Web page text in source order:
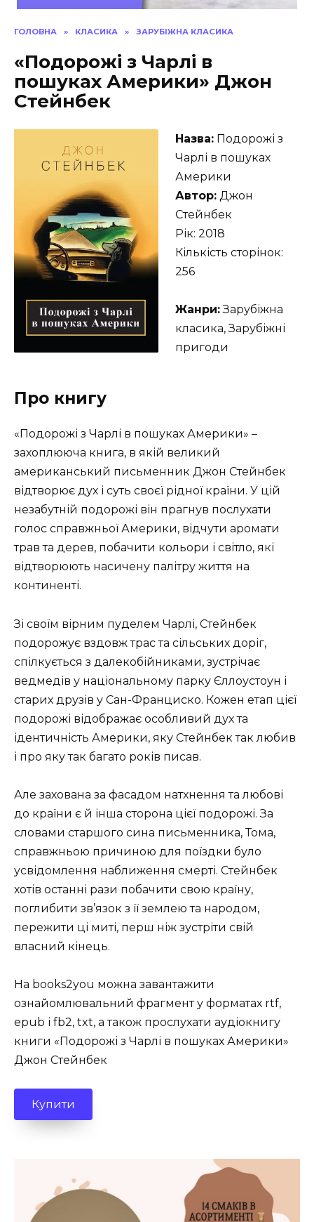
ГОЛОВНА » КЛАСИКА » ЗАРУБІЖНА КЛАСИКА
«Подорожі з Чарлі в
пошуках Америки» Джон
Стейнбек
Назва: Подорожі з
Чарлі в пошуках
Америки
Автор: Джон
Стейнбек
Рік: 2018
Кількість сторінок:
256
Жанри:Зарубіжна
класика, Зарубіжні
пригоди
Про книгу
«Подорожі з Чарлі в пошуках Америки» –
захоплююча книга, в якій великий
американський письменник Джон Стейнбек
відтворює дух і суть своєї рідної країни. У цій
незабутній подорожі він прагнув послухати
голос справжньої Америки, відчути аромати
трав та дерев, побачити кольори і світло, які
відтворюють насичену палітру життя на
континенті.
Зі своїм вірним пуделем Чарлі, Стейнбек
подорожує вздовж трас та сільських доріг,
спілкується з далекобійниками, зустрічає
ведмедів у національному парку Єллоустоун і
старих друзів у Сан-Франциско. Кожен етап цієї
подорожі відображає особливий дух та
ідентичність Америки, яку Стейнбек так любив
і про яку так багато років писав.
Але захована за фасадом натхнення та любові
до країни є й інша сторона цієї подорожі. За
словами старшого сина письменника, Тома,
справжньою причиною для поїздки було
усвідомлення наближення смерті. Стейнбек
хотів останні рази побачити свою країну,
поглибити зв’язок з її землею та народом,
пережити ці миті, перш ніж зустріти свій
власний кінець.
На books2you можна завантажити
ознайомлювальний фрагмент у форматах rtf,
epub і fb2, txt, а також прослухати аудіокнигу
книги «Подорожі з Чарлі в пошуках Америки»
Джон Стейнбек
Купити